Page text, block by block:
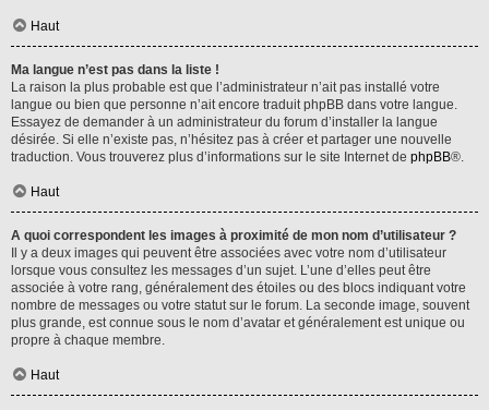
Haut
Ma langue n’est pas dans la liste !
La raison la plus probable est que l’administrateur n’ait pas installé votre
langue ou bien que personne n’ait encore traduit phpBB dans votre langue.
Essayez de demander à un administrateur du forum d’installer la langue
désirée. Si elle n’existe pas, n’hésitez pas à créer et partager une nouvelle
traduction. Vous trouverez plus d’informations sur le site Internet de phpBB®.
Haut
A quoi correspondent les images à proximité de mon nom d’utilisateur ?
Il y a deux images qui peuvent être associées avec votre nom d’utilisateur
lorsque vous consultez les messages d’un sujet. L’une d’elles peut être
associée à votre rang, généralement des étoiles ou des blocs indiquant votre
nombre de messages ou votre statut sur le forum. La seconde image, souvent
plus grande, est connue sous le nom d’avatar et généralement est unique ou
propre à chaque membre.
Haut